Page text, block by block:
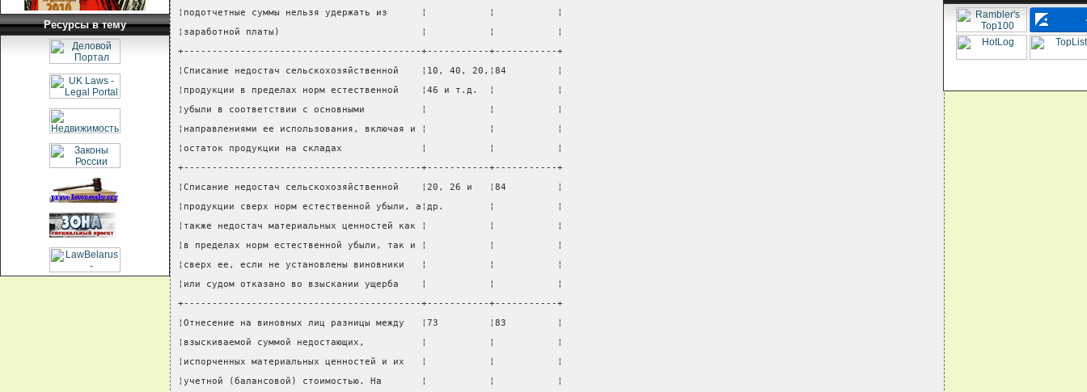
Ресурсы в тему
¦подотчетные суммы нельзя удержать из      ¦           ¦           ¦
¦заработной платы)                         ¦           ¦           ¦
+------------------------------------------+-----------+-----------+
¦Списание недостач сельскохозяйственной    ¦10, 40, 20,¦84         ¦
¦продукции в пределах норм естественной    ¦46 и т.д.  ¦           ¦
¦убыли в соответствии с основными          ¦           ¦           ¦
¦направлениями ее использования, включая и ¦           ¦           ¦
¦остаток продукции на складах              ¦           ¦           ¦
+------------------------------------------+-----------+-----------+
¦Списание недостач сельскохозяйственной    ¦20, 26 и   ¦84         ¦
¦продукции сверх норм естественной убыли, а¦др.        ¦           ¦
¦также недостач материальных ценностей как ¦           ¦           ¦
¦в пределах норм естественной убыли, так и ¦           ¦           ¦
¦сверх ее, если не установлены виновники   ¦           ¦           ¦
¦или судом отказано во взыскании ущерба    ¦           ¦           ¦
+------------------------------------------+-----------+-----------+
¦Отнесение на виновных лиц разницы между   ¦73         ¦83         ¦
¦взыскиваемой суммой недостающих,          ¦           ¦           ¦
¦испорченных материальных ценностей и их   ¦           ¦           ¦
¦учетной (балансовой) стоимостью. На       ¦           ¦           ¦